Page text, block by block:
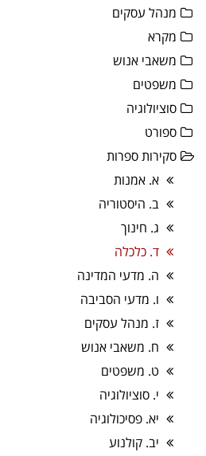
מנהל עסקים
מקרא
משאבי אנוש
משפטים
סוציולוגיה
ספורט
סקירות ספרות
א. אמנות
ב. היסטוריה
ג. חינוך
ד. כלכלה
ה. מדעי המדינה
ו. מדעי הסביבה
ז. מנהל עסקים
ח. משאבי אנוש
ט. משפטים
י. סוציולוגיה
יא. פסיכולוגיה
יב. קולנוע